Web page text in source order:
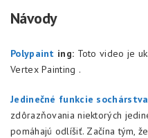
Návody
Polypaint ing: Toto video je
Vertex Painting .
Jedinečné funkcie sochárstva
zdôrazňovania niektorých
pomáhajú odlíšiť. Začína tým,